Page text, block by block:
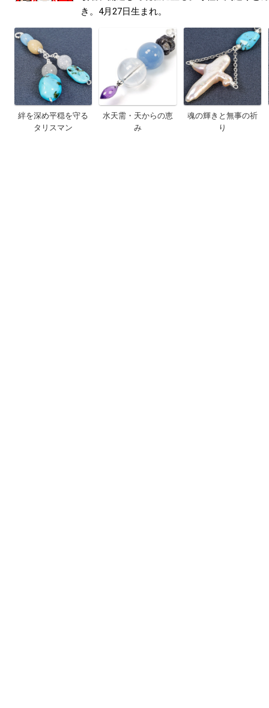
き。4月27日生まれ。
絆を深め平穏を守る
タリスマン
水天需・天からの恵
み
魂の輝きと無事の祈
り